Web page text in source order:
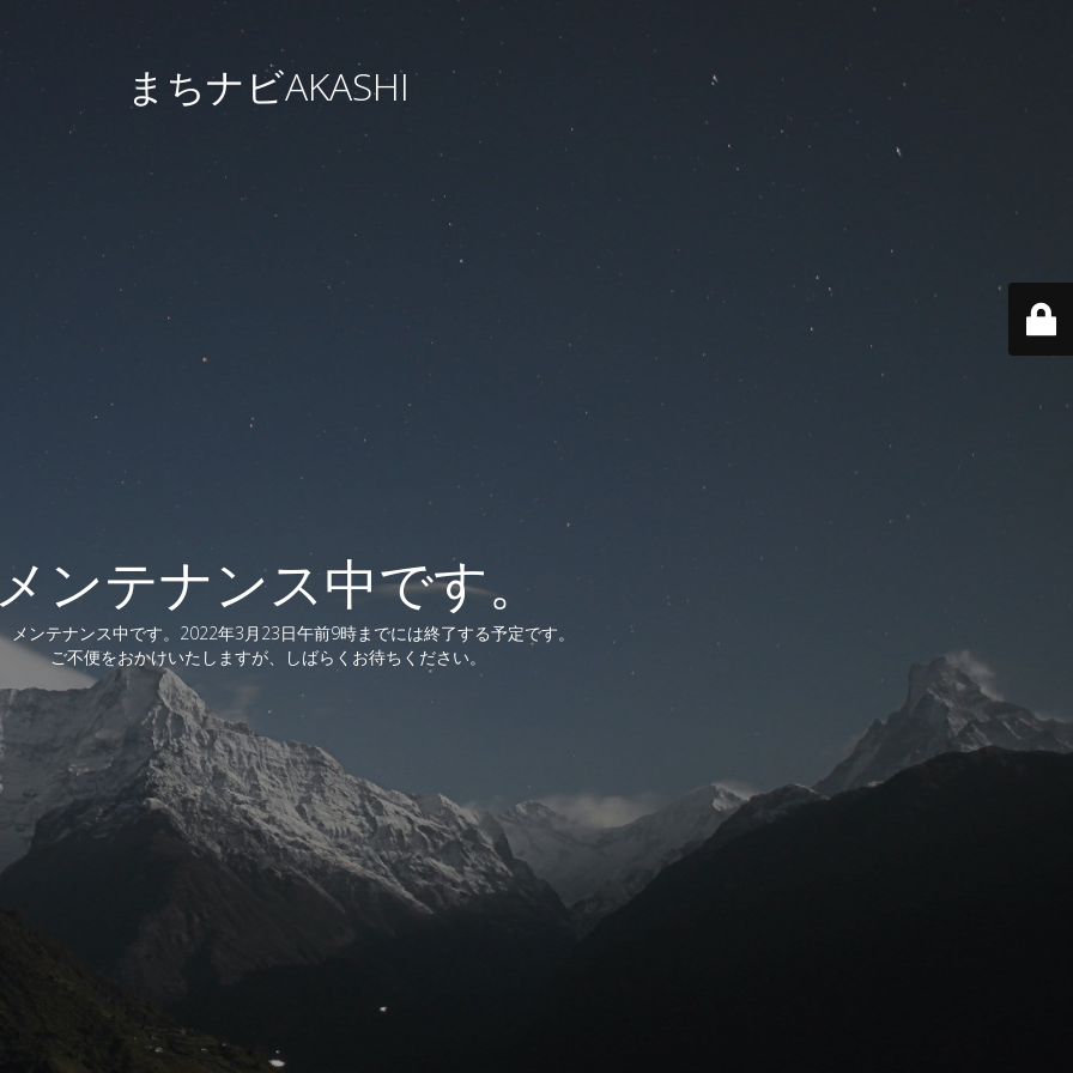
まちナビAKASHI
ンテナンス中です。
メンテナンス中です。2022年3月23日午前9時までには終了する予定です。
ご不便をおかけいたしますが、しばらくお待ちください。